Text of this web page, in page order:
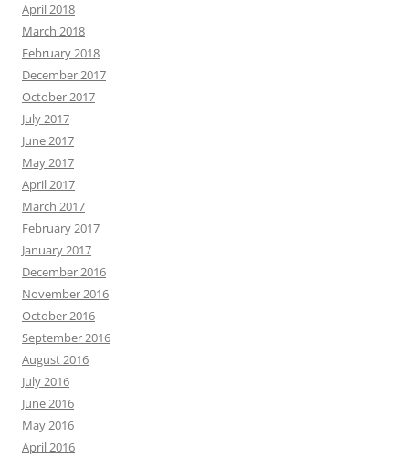
April 2018
March 2018
February 2018
December 2017
October 2017
July 2017
June 2017
May 2017
April 2017
March 2017
February 2017
January 2017
December 2016
November 2016
October 2016
September 2016
August 2016
July 2016
June 2016
May 2016
April 2016